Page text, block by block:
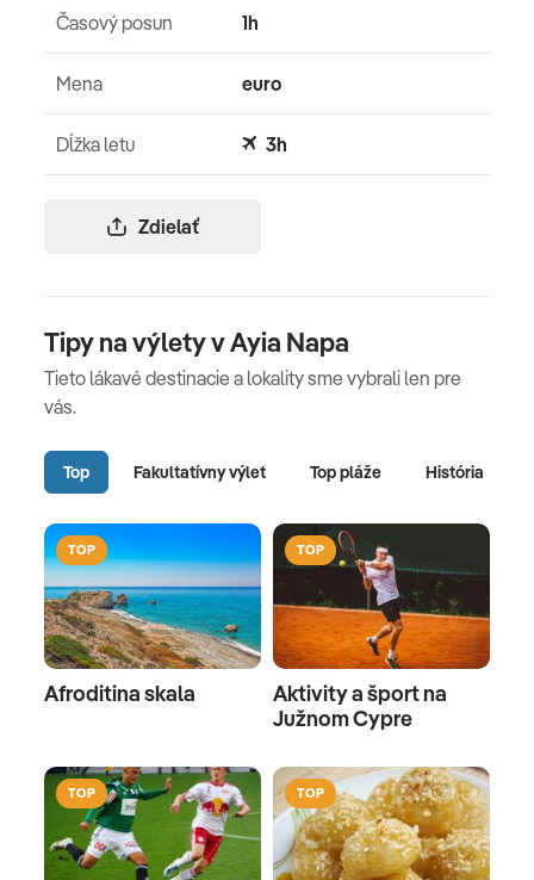
Zdielať
Časový posun 1h
Mena euro
Dĺžka letu 3h
Tipy na výlety v Ayia Napa
Tieto lákavé destinacie a lokality sme vybrali len pre
vás.
Top Fakultatívny výlet Top pláže História
TOP
Afroditina skala
TOP
Aktivity a šport na
Južnom Cypre
TOP TOP